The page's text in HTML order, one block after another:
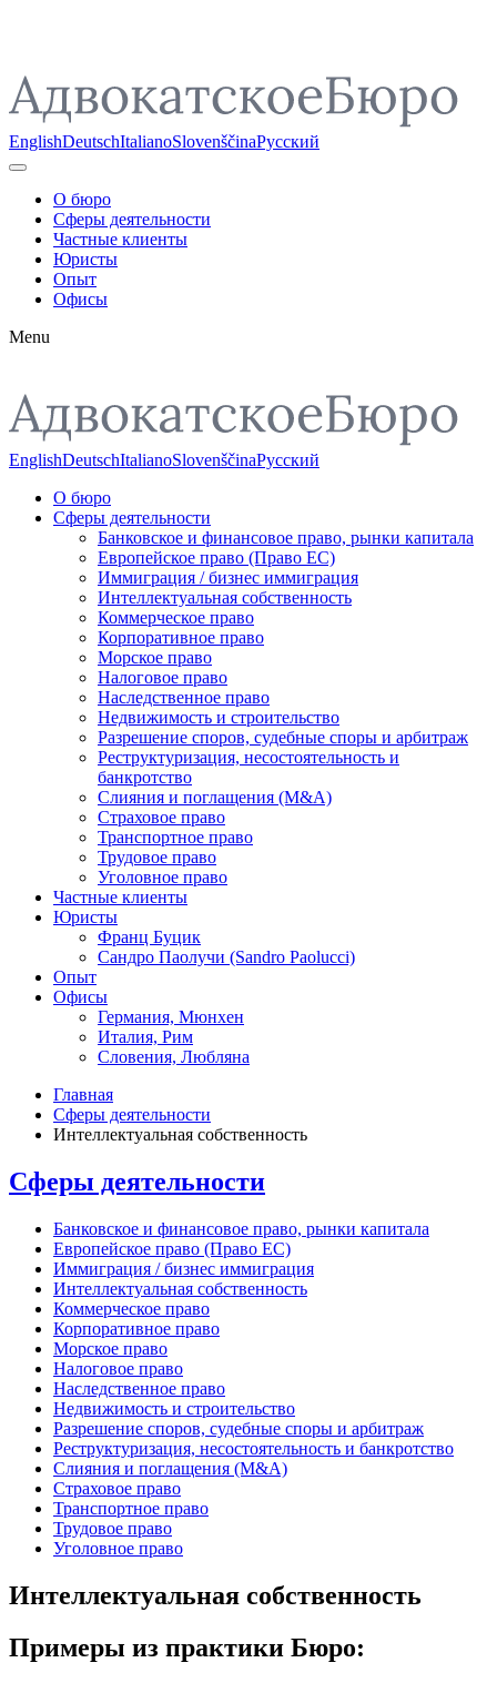
EnglishDeutschItalianoSlovenščinaРусский
О бюро
Сферы деятельности
Частные клиенты
Юристы
Опыт
Офисы
Menu
EnglishDeutschItalianoSlovenščinaРусский
О бюро
Сферы деятельности
Банковское и финансовое право, рынки капитала
Европейское право (Право ЕС)
Иммиграция / бизнес иммиграция
Интеллектуальная собственность
Коммерческое право
Корпоративное право
Морское право
Налоговое право
Наследственное право
Недвижимость и строительство
Разрешение споров, судебные споры и арбитраж
Реструктуризация, несостоятельность и
банкротство
Слияния и поглащения (M&A)
Страховое право
Транспортное право
Трудовое право
Уголовное право
Частные клиенты
Юристы
Франц Буцик
Сандро Паолучи (Sandro Paolucci)
Опыт
Офисы
Германия, Мюнхен
Италия, Рим
Словения, Любляна
Главная
Сферы деятельности
Интеллектуальная собственность
Сферы деятельности
Банковское и финансовое право, рынки капитала
Европейское право (Право ЕС)
Иммиграция / бизнес иммиграция
Интеллектуальная собственность
Коммерческое право
Корпоративное право
Морское право
Налоговое право
Наследственное право
Недвижимость и строительство
Разрешение споров, судебные споры и арбитраж
Реструктуризация, несостоятельность и банкротство
Слияния и поглащения (M&A)
Страховое право
Транспортное право
Трудовое право
Уголовное право
Интеллектуальная собственность
Примеры из практики Бюро: